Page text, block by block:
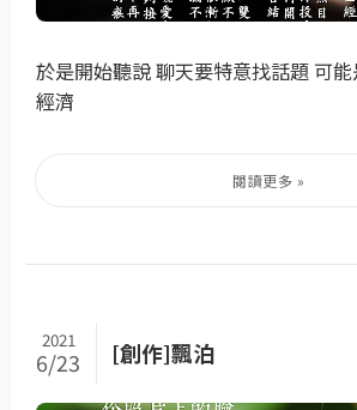
於是開始聽說 聊天要特意找話題 可
經濟
[創作]飄泊
2021
6/23